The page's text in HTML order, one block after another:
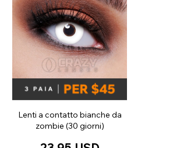
Lenti a contatto bianche da
zombie (30 giorni)